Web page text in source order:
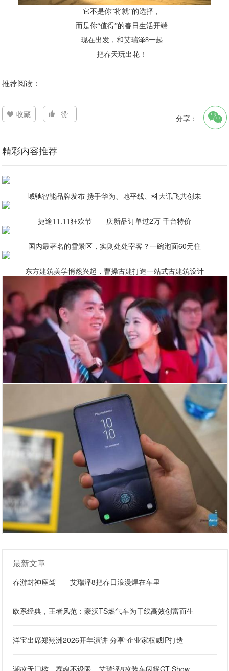
它不是你“将就”的选择，
而是你“值得”的春日生活开端
现在出发，和艾瑞泽8一起
把春天玩出花！
推荐阅读：
收藏 赞 分享：
精彩内容推荐
域驰智能品牌发布 携手华为、地平线、科大讯飞共创未
捷途11.11狂欢节——庆新品订单过2万 千台特价
国内最著名的雪景区，实则处处宰客？一碗泡面60元住
东方建筑美学悄然兴起，曹操古建打造一站式古建筑设计
最新文章
春游封神座驾——艾瑞泽8把春日浪漫焊在车里
欧系经典，王者风范：豪沃TS燃气车为干线高效创富而生
洋宝出席郑翔洲2026开年演讲 分享“企业家权威IP打造